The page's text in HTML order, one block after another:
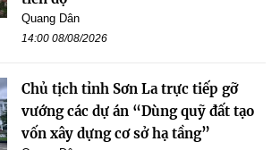
Quang Dân
14:00 08/08/2026
Chủ tịch tỉnh Sơn La trực tiếp gỡ
vướng các dự án “Dùng quỹ đất tạo
vốn xây dựng cơ sở hạ tầng”